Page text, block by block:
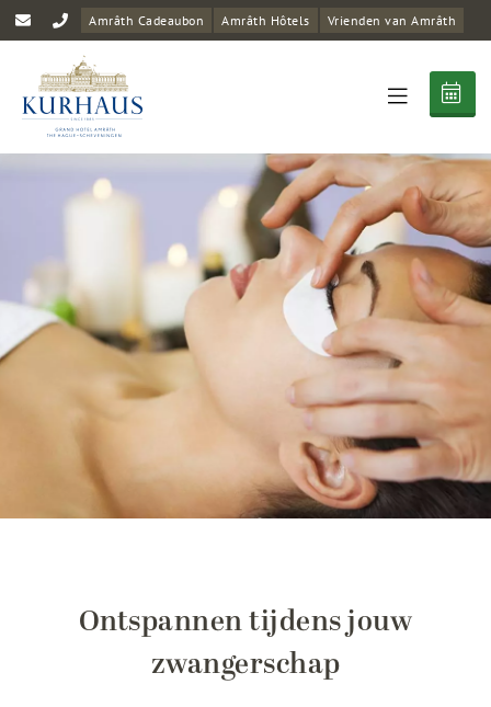
Amrâth Cadeaubon Amrâth Hôtels Vrienden van Amrâth
Ontspannen tijdens jouw
zwangerschap